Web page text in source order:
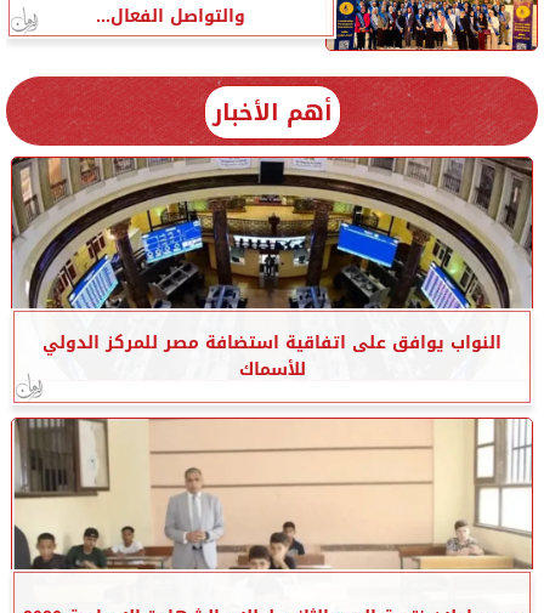
والتواصل الفعال...
أهم الأخبار
النواب يوافق على اتفاقية استضافة مصر للمركز الدولي
للأسماك